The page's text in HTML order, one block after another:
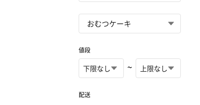
値段
~
配送